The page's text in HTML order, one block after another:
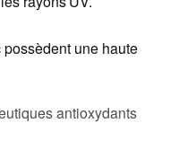
une haute
antioxydants